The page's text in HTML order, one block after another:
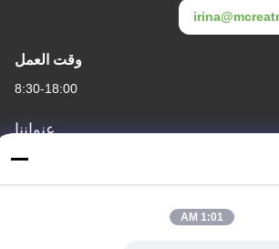
وقت العمل
8:30-18:00
عنواننا
الطابق الثالث، B15 منطقة هواشوانغ الصناعية، جينشان كون، مدينة
شيجي، منطقة بانيو، قوانغتشو، قوانغدونغ الصين
1:01 AM